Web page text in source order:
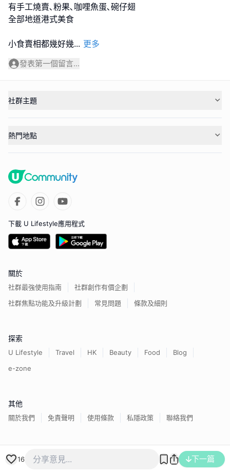
有手工燒賣､粉果､咖哩魚蛋､碗仔翅
全部地道港式美食
小食賣相都幾好幾... 更多
發表第一個留言...
16 下一篇
社群主題
熱門地點
下載 U Lifestyle應用程式
關於
社群最強使用指南
社群創作有價企劃
社群焦點功能及升級計劃
常見問題 條款及細則
探索
U Lifestyle Travel HK Beauty Food
Blog
e-zone
其他
關於我們 免責聲明 使用條款 私隱政策 聯絡我們
香港經濟日報版權所有©